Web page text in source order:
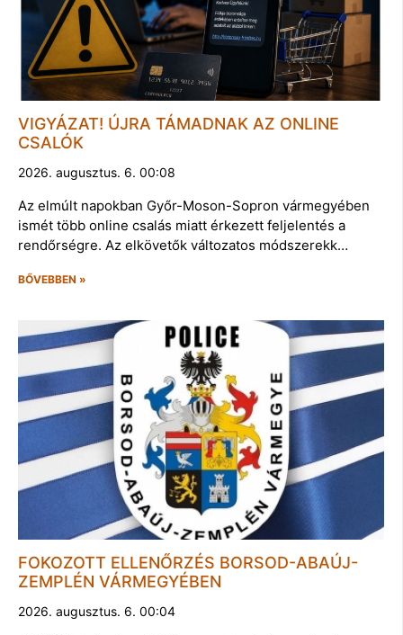
VIGYÁZAT! ÚJRA TÁMADNAK AZ ONLINE
CSALÓK
2026. augusztus. 6. 00:08
Az elmúlt napokban Győr-Moson-Sopron vármegyében
ismét több online csalás miatt érkezett feljelentés a
rendőrségre. Az elkövetők változatos módszerekk…
BŐVEBBEN »
FOKOZOTT ELLENŐRZÉS BORSOD-ABAÚJ-
ZEMPLÉN VÁRMEGYÉBEN
2026. augusztus. 6. 00:04